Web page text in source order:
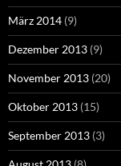
März 2014 (9)
Dezember 2013 (9)
November 2013 (20)
Oktober 2013 (15)
September 2013 (3)